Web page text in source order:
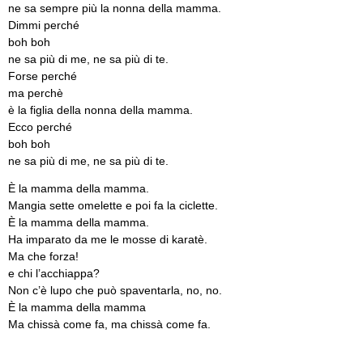
ne sa sempre più la nonna della mamma.
Dimmi perché
boh boh
ne sa più di me, ne sa più di te.
Forse perché
ma perchè
è la figlia della nonna della mamma.
Ecco perché
boh boh
ne sa più di me, ne sa più di te.
È la mamma della mamma.
Mangia sette omelette e poi fa la ciclette.
È la mamma della mamma.
Ha imparato da me le mosse di karatè.
Ma che forza!
e chi l’acchiappa?
Non c’è lupo che può spaventarla, no, no.
È la mamma della mamma
Ma chissà come fa, ma chissà come fa.